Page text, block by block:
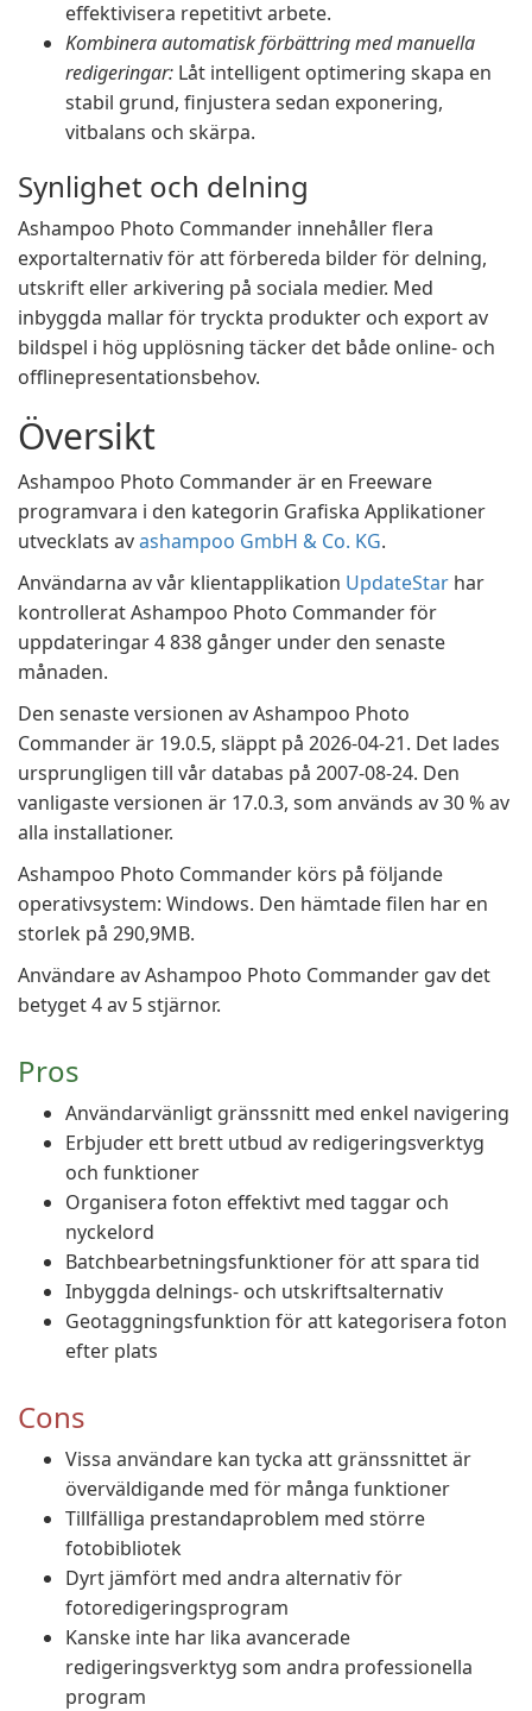
effektivisera repetitivt arbete.
Kombinera automatisk förbättring med manuella
redigeringar: Låt intelligent optimering skapa en
stabil grund, finjustera sedan exponering,
vitbalans och skärpa.
Synlighet och delning
Ashampoo Photo Commander innehåller flera
exportalternativ för att förbereda bilder för delning,
utskrift eller arkivering på sociala medier. Med
inbyggda mallar för tryckta produkter och export av
bildspel i hög upplösning täcker det både online- och
offlinepresentationsbehov.
Översikt
Ashampoo Photo Commander är en Freeware
programvara i den kategorin Grafiska Applikationer
utvecklats avashampoo GmbH & Co. KG.
Användarna av vår klientapplikation UpdateStar har
kontrollerat Ashampoo Photo Commander för
uppdateringar 4 838 gånger under den senaste
månaden.
Den senaste versionen av Ashampoo Photo
Commander är 19.0.5, släppt på 2026-04-21. Det lades
ursprungligen till vår databas på 2007-08-24. Den
vanligaste versionen är 17.0.3, som används av 30 % av
alla installationer.
Ashampoo Photo Commander körs på följande
operativsystem: Windows. Den hämtade filen har en
storlek på 290,9MB.
Användare av Ashampoo Photo Commander gav det
betyget 4 av 5 stjärnor.
Pros
Användarvänligt gränssnitt med enkel navigering
Erbjuder ett brett utbud av redigeringsverktyg
och funktioner
Organisera foton effektivt med taggar och
nyckelord
Batchbearbetningsfunktioner för att spara tid
Inbyggda delnings- och utskriftsalternativ
Geotaggningsfunktion för att kategorisera foton
efter plats
Cons
Vissa användare kan tycka att gränssnittet är
överväldigande med för många funktioner
Tillfälliga prestandaproblem med större
fotobibliotek
Dyrt jämfört med andra alternativ för
fotoredigeringsprogram
Kanske inte har lika avancerade
redigeringsverktyg som andra professionella
program